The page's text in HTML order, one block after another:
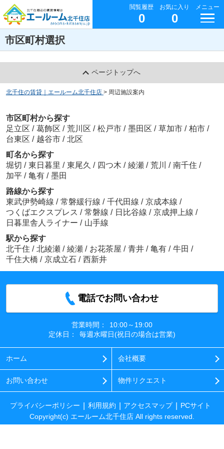
閲覧履歴
0
お気に入り
0
メニュー
市区町村選択
ページトップへ
北千住の賃貸｜エールーム北千住店 > 周辺施設案内
市区町村から探す
足立区 / 葛飾区 / 荒川区 / 松戸市 / 墨田区 / 草加市 / 柏市 /
台東区 / 越谷市 / 北区
町名から探す
堀切 / 東日暮里 / 東尾久 / 四つ木 / 綾瀬 / 荒川 / 南千住 /
加平 / 亀有 / 墨田
路線から探す
東武伊勢崎線 / 常磐緩行線 / 千代田線 / 京成本線 /
つくばエクスプレス / 常磐線 / 日比谷線 / 京成押上線 /
日暮里舎人ライナー / 山手線
駅から探す
北千住 / 北綾瀬 / 綾瀬 / お花茶屋 / 青井 / 亀有 / 牛田 /
千住大橋 / 京成立石 / 西新井
電話でお問い合わせ
営業時間：
10:00～19:00
定休日：
毎週水曜日(祝日の場合は営業)
ホーム 会社概要
お問い合わせ 物件リクエスト
プライバシーポリシー 利用規約 アクセスマップ
PCサイト
Copyright(c) エールーム北千住店 All rights reserved.